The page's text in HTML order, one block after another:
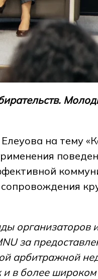
на тему
организаторов
за
арбитражной
и в более